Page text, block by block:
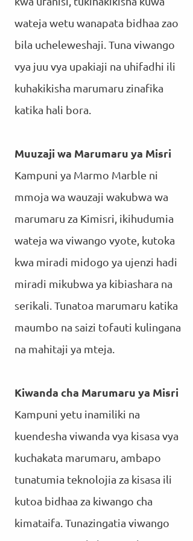
wateja wetu wanapata bidhaa zao
bila ucheleweshaji. Tuna viwango
vya juu vya upakiaji na uhifadhi ili
kuhakikisha marumaru zinafika
katika hali bora.
Muuzaji wa Marumaru ya Misri
Kampuni ya Marmo Marble ni
mmoja wa wauzaji wakubwa wa
marumaru za Kimisri, ikihudumia
wateja wa viwango vyote, kutoka
kwa miradi midogo ya ujenzi hadi
miradi mikubwa ya kibiashara na
serikali. Tunatoa marumaru katika
maumbo na saizi tofauti kulingana
na mahitaji ya mteja.
Kiwanda cha Marumaru ya Misri
Kampuni yetu inamiliki na
kuendesha viwanda vya kisasa vya
kuchakata marumaru, ambapo
tunatumia teknolojia za kisasa ili
kutoa bidhaa za kiwango cha
kimataifa. Tunazingatia viwango